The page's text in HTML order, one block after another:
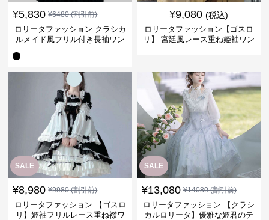
¥5,830 ¥6480(割引前)
ロリータファッション クラシカ
ルメイド風フリル付き長袖ワン
¥9,080 (税込)
ロリータファッション【ゴスロ
リ】 宮廷風レース重ね姫袖ワン
SALE
¥8,980 ¥9980(割引前)
ロリータファッション 【ゴスロ
リ】姫袖フリルレース重ね襟ワ
SALE
¥13,080 ¥14080(割引前)
ロリータファッション 【クラシ
カルロリータ】優雅な姫君のテ